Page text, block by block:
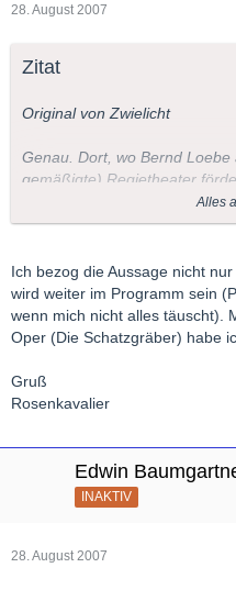
28. August 2007
Zitat
Original von Zwielicht
Genau. Dort, wo Bernd
gemäßigte) Regietheater
Mortier, Dirigent: Cambreling,
lupenreine Regietheater-
nicht irre) und Zürich
Konservativer).
Viele Grüße
Bernd
Alles
Ich bezog die Aussage nicht
wird weiter im Programm sein
wenn mich nicht alles täuscht).
Oper (Die Schatzgräber) habe
Gruß
Rosenkavalier
Edwin
INAKTIV
28. August 2007